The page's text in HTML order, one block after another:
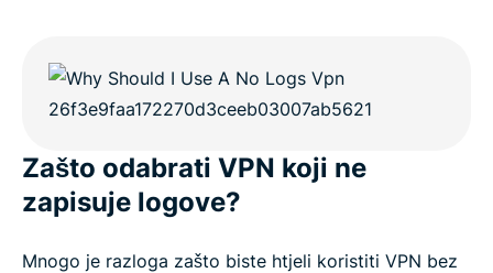
Zašto odabrati VPN koji ne
zapisuje logove?
Mnogo je razloga zašto biste htjeli koristiti VPN bez